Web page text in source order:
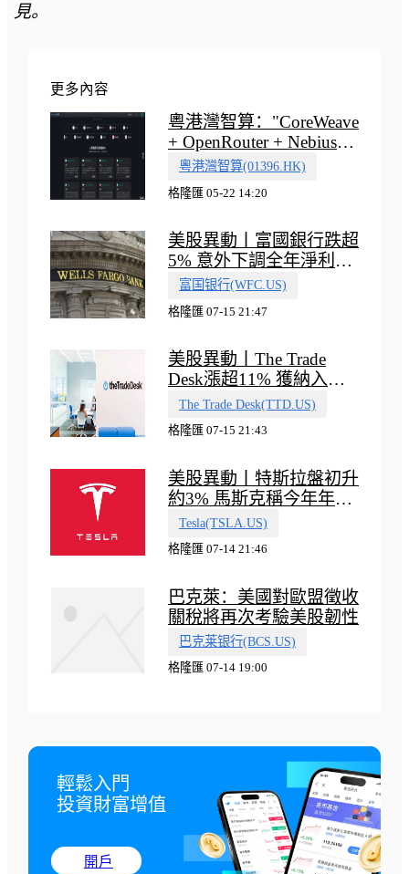
見。
更多內容
粵港灣智算："CoreWeave
+ OpenRouter + Nebius"
多向融合的中國智算新範
式
粵港灣智算(01396.HK)
格隆匯 05-22 14:20
美股異動丨富國銀行跌超
5% 意外下調全年淨利息
收入指引
富国银行(WFC.US)
格隆匯 07-15 21:47
美股異動丨The Trade
Desk漲超11% 獲納入標
普500指數
The Trade Desk(TTD.US)
格隆匯 07-15 21:43
美股異動丨特斯拉盤初升
約3% 馬斯克稱今年年底
會有‘史詩級震撼’的演示
Tesla(TSLA.US)
格隆匯 07-14 21:46
巴克萊：美國對歐盟徵收
關稅將再次考驗美股韌性
巴克莱银行(BCS.US)
格隆匯 07-14 19:00
輕鬆入門
投資財富增值
開戶